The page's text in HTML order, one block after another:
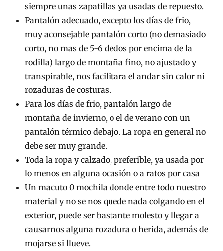
siempre unas zapatillas ya usadas de repuesto.
Pantalón adecuado, excepto los días de frio,
muy aconsejable pantalón corto (no demasiado
corto, no mas de 5-6 dedos por encima de la
rodilla) largo de montaña fino, no ajustado y
transpirable, nos facilitara el andar sin calor ni
rozaduras de costuras.
Para los días de frio, pantalón largo de
montaña de invierno, o el de verano con un
pantalón térmico debajo. La ropa en general no
debe ser muy grande.
Toda la ropa y calzado, preferible, ya usada por
lo menos en alguna ocasión o a ratos por casa
Un macuto 0 mochila donde entre todo nuestro
material y no se nos quede nada colgando en el
exterior, puede ser bastante molesto y llegar a
causarnos alguna rozadura o herida, además de
mojarse si llueve.